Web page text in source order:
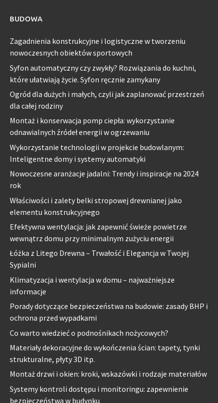
BUDOWA
Zagadnienia konstrukcyjne i logistyczne w tworzeniu
nowoczesnych obiektów sportowych
Syfon automatyczny czy zwykły? Rozwiązania do kuchni,
które ułatwiają życie. Syfon ręcznie zamykany
Ogród dla dużych i małych, czyli jak zaplanować przestrzeń
dla całej rodziny
Montaż i konserwacja pomp ciepła: wykorzystanie
odnawialnych źródeł energii w ogrzewaniu
Wykorzystanie technologii w projekcie budowlanym:
Inteligentne domy i systemy automatyki
Nowoczesne aranżacje jadalni: Trendy i inspiracje na 2024
rok
Właściwości i zalety belki stropowej drewnianej jako
elementu konstrukcyjnego
Efektywna wentylacja: jak zapewnić świeże powietrze
wewnątrz domu przy minimalnym zużyciu energii
Łóżka z Litego Drewna – Trwałość i Elegancja w Twojej
Sypialni
Klimatyzacja i wentylacja w domu – najważniejsze
informacje
Porady dotyczące bezpieczeństwa na budowie: zasady BHP i
ochrona przed wypadkami
Co warto wiedzieć o podnośnikach nożycowych?
Materiały dekoracyjne do wykończenia ścian: tapety, tynki
strukturalne, płyty 3D itp.
Montaż drzwi i okien: kroki, wskazówki i rodzaje materiałów
Systemy kontroli dostępu i monitoringu: zapewnienie
bezpieczeństwa w budynku